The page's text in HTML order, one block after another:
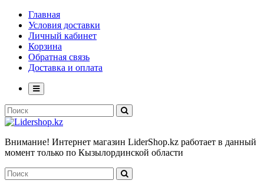
Главная
Условия доставки
Личный кабинет
Корзина
Обратная связь
Доставка и оплата
Внимание! Интернет магазин LiderShop.kz работает в данный
момент только по Кызылординской области